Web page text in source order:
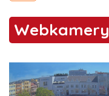
Webkamery